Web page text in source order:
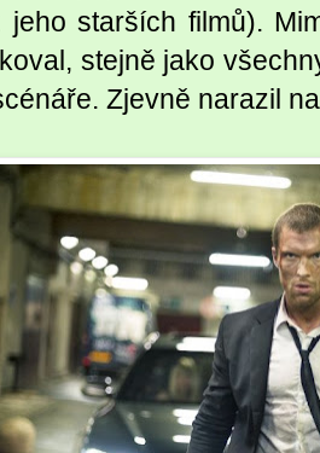
jeho starších filmů).
stejně jako
Zjevně narazil